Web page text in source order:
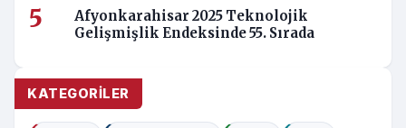
Afyonkarahisar 2025 Teknolojik
Gelişmişlik Endeksinde 55. Sırada
KATEGORILER